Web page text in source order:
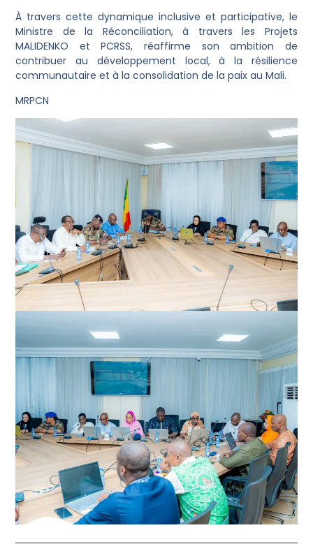
À travers cette dynamique inclusive et participative, le
Ministre de la Réconciliation, à travers les Projets
MALIDENKO et PCRSS, réaffirme son ambition de
contribuer au développement local, à la résilience
communautaire et à la consolidation de la paix au Mali.
MRPCN